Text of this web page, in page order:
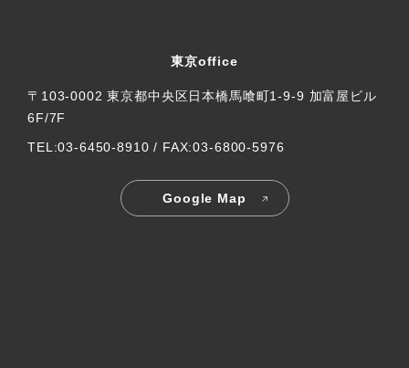
東京office
〒103-0002 東京都中央区日本橋馬喰町1-9-9 加富屋ビル
6F/7F
TEL:03-6450-8910 / FAX:03-6800-5976
Google Map